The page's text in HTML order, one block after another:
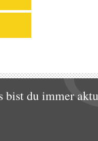
bist du immer